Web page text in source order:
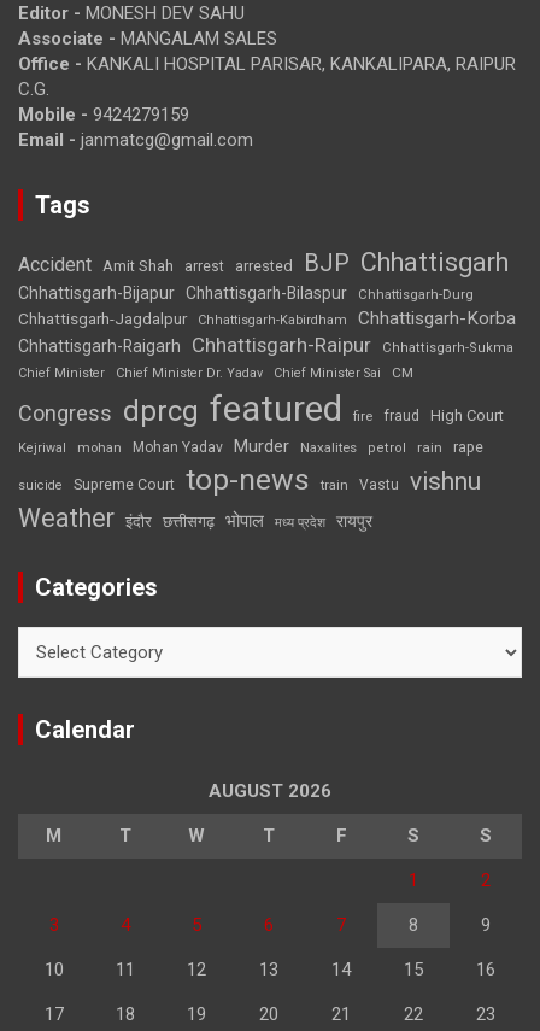
Editor - MONESH DEV SAHU
Associate - MANGALAM SALES
Office - KANKALI HOSPITAL PARISAR, KANKALIPARA, RAIPUR
C.G.
Mobile - 9424279159
Email - janmatcg@gmail.com
Tags
Accident Amit Shah arrest arrested BJP Chhattisgarh
Chhattisgarh-Bijapur Chhattisgarh-Bilaspur Chhattisgarh-Durg
Chhattisgarh-Jagdalpur Chhattisgarh-Kabirdham Chhattisgarh-Korba
Chhattisgarh-Raigarh Chhattisgarh-Raipur
Chhattisgarh-Sukma
Chief Minister
Chief Minister Dr. Yadav Chief Minister Sai CM
Congress dprcg featured fire fraud High Court
Kejriwal mohan Mohan Yadav Murder Naxalites petrol rain rape
suicide Supreme Court top-news train Vastu vishnu
Weather इंदौर छत्तीसगढ़ भोपाल मध्य प्रदेश रायपुर
Categories
Calendar
AUGUST 2026
M T W T F S S
1 2
3 4 5 6 7 8 9
10 11 12 13 14 15 16
17 18 19 20 21 22 23